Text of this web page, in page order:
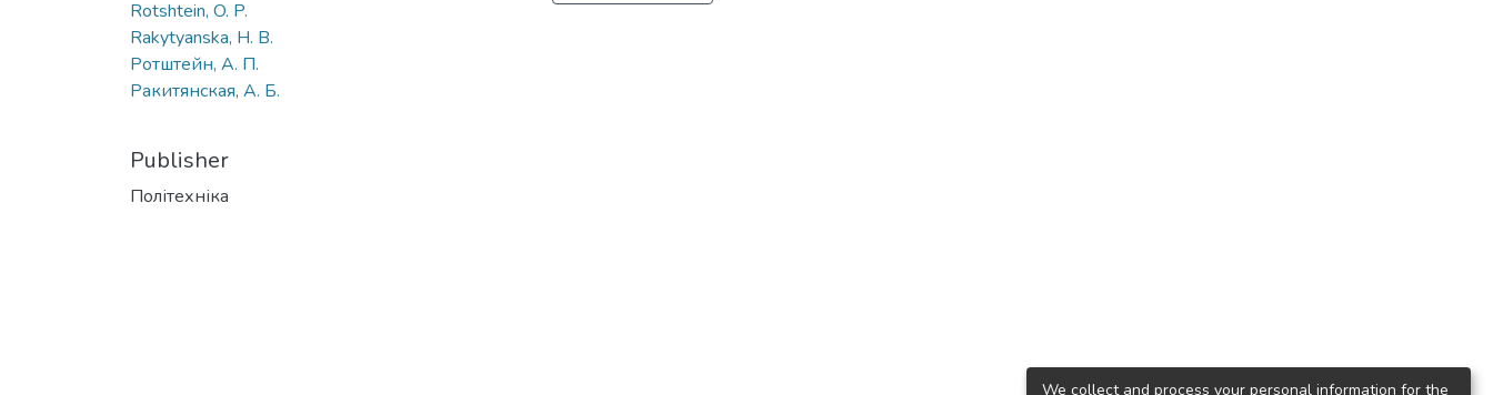
Rotshtein, O. P.
Rakytyanska, H. B.
Ротштейн, А. П.
Ракитянская, А. Б.
Publisher
Політехніка
We collect and process your personal information for the